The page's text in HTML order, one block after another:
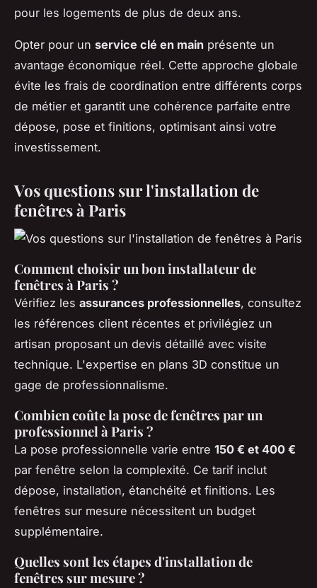
pour les logements de plus de deux ans.
Opter pour un service clé en main présente un
avantage économique réel. Cette approche globale
évite les frais de coordination entre différents corps
de métier et garantit une cohérence parfaite entre
dépose, pose et finitions, optimisant ainsi votre
investissement.
Vos questions sur l'installation de
fenêtres à Paris
Comment choisir un bon installateur de
fenêtres à Paris ?
Vérifiez les assurances professionnelles, consultez
les références client récentes et privilégiez un
artisan proposant un devis détaillé avec visite
technique. L'expertise en plans 3D constitue un
gage de professionnalisme.
Combien coûte la pose de fenêtres par un
professionnel à Paris ?
La pose professionnelle varie entre 150 € et 400 €
par fenêtre selon la complexité. Ce tarif inclut
dépose, installation, étanchéité et finitions. Les
fenêtres sur mesure nécessitent un budget
supplémentaire.
Quelles sont les étapes d'installation de
fenêtres sur mesure ?